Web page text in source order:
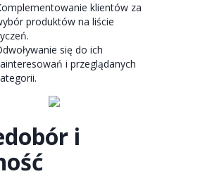
klientów za
produktów na liście
się do ich
i przeglądanych
i